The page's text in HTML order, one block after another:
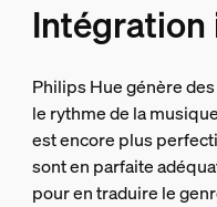
Philips Hue génère
le rythme de la
est encore plus
sont en parfaite
pour en traduire le